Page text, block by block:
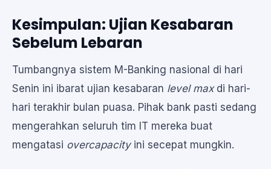
Kesimpulan: Ujian Kesabaran
Sebelum Lebaran
Tumbangnya sistem M-Banking nasional di hari
Senin ini ibarat ujian kesabaran level maxdi hari-
hari terakhir bulan puasa. Pihak bank pasti sedang
mengerahkan seluruh tim IT mereka buat
mengatasi overcapacityini secepat mungkin.